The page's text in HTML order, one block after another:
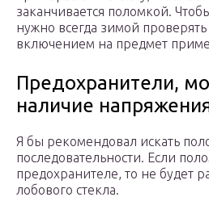
заканчивается поломкой.
нужно всегда зимой
включением на предмет
Предохранители,
наличие
Я бы рекомендовал искать
последовательности. Если
предохранителе, то не будет
лобового стекла.